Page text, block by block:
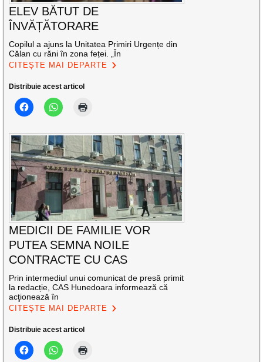
ELEV BĂTUT DE
ÎNVĂȚĂTORARE
Copilul a ajuns la Unitatea Primiri Urgențe din
Călan cu răni în zona feței. „În
CITEȘTE MAI DEPARTE
Distribuie acest articol
MEDICII DE FAMILIE VOR
PUTEA SEMNA NOILE
CONTRACTE CU CAS
Prin intermediul unui comunicat de presă primit
la redacție, CAS Hunedoara informează că
acţionează în
CITEȘTE MAI DEPARTE
Distribuie acest articol